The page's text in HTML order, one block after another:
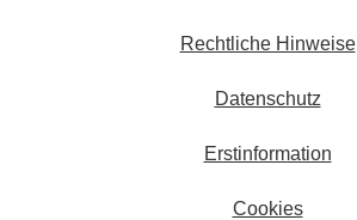
Rechtliche Hinweise
Datenschutz
Erstinformation
Cookies